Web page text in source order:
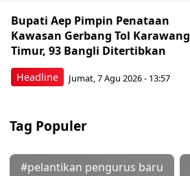
Headline
Bupati Aep Pimpin Penataan
Kawasan Gerbang Tol Karawang
Timur, 93 Bangli Ditertibkan
Jumat, 7 Agu 2026 - 13:57
Tag Populer
#pelantikan pengurus baru